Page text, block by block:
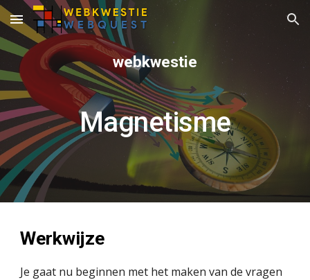
Skip to main content Skip to navigation
webkwestie
Magnetisme
Werkwijze
Je gaat nu beginnen met het maken van de vragen